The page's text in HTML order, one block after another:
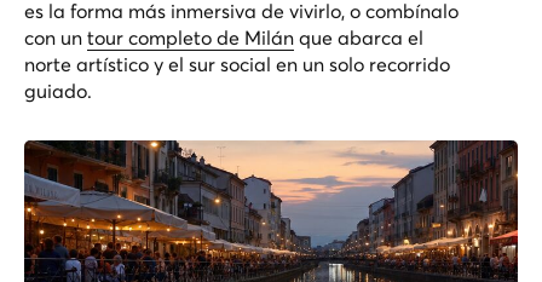
es la forma más inmersiva de vivirlo, o combínalo
con un tour completo de Milán que abarca el
norte artístico y el sur social en un solo recorrido
guiado.